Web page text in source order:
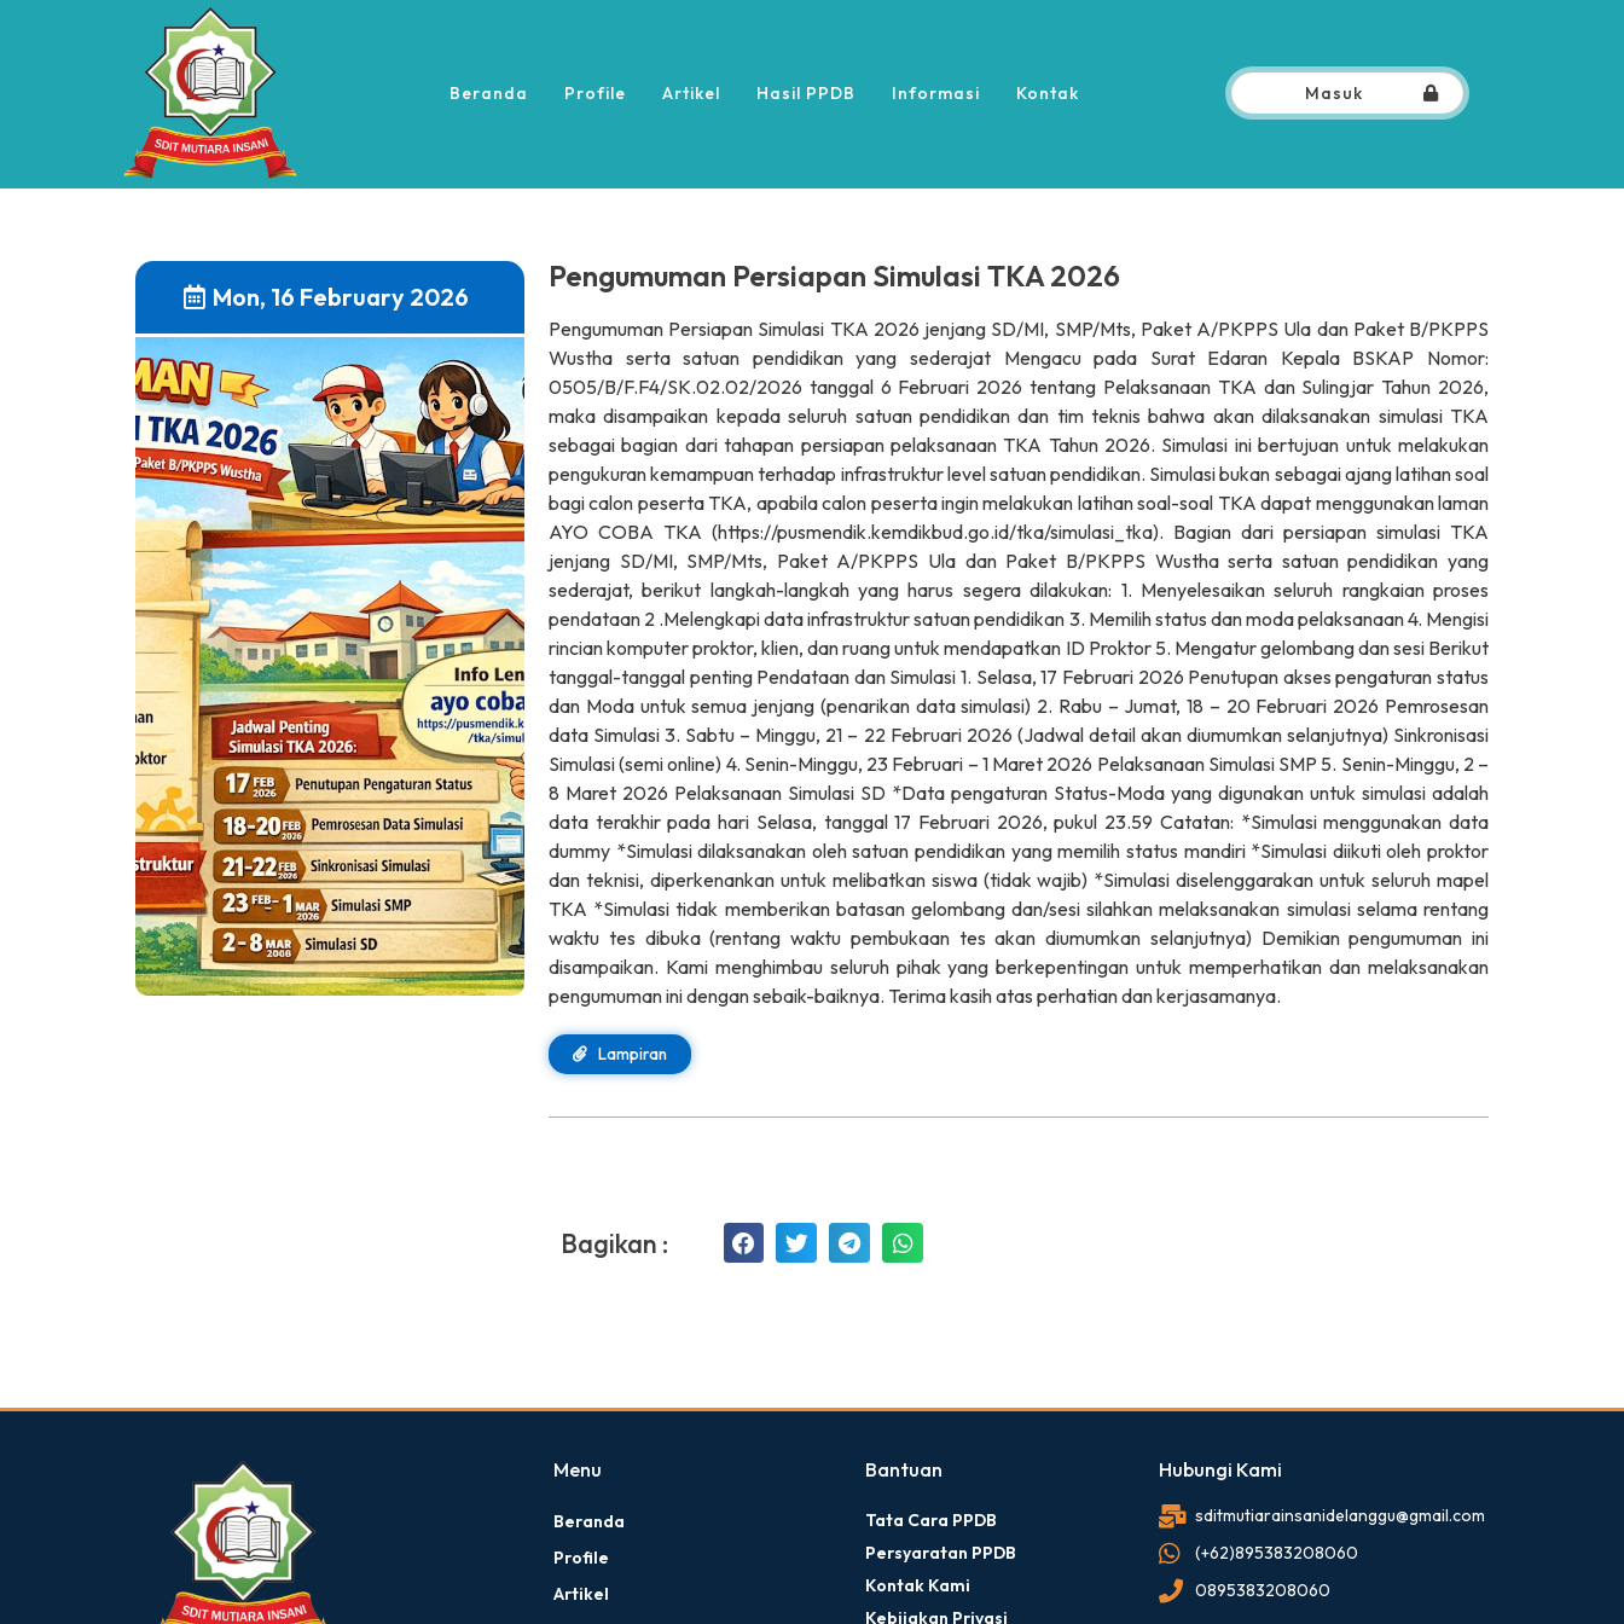
Beranda Profile Artikel Hasil PPDB Informasi Kontak Masuk
Mon, 16 February 2026
Pengumuman Persiapan Simulasi TKA 2026
Pengumuman Persiapan Simulasi TKA 2026 jenjang SD/MI, SMP/Mts, Paket A/PKPPS Ula dan Paket B/PKPPS
Wustha serta satuan pendidikan yang sederajat Mengacu pada Surat Edaran Kepala BSKAP Nomor:
0505/B/F.F4/SK.02.02/2026 tanggal 6 Februari 2026 tentang Pelaksanaan TKA dan Sulingjar Tahun 2026,
maka disampaikan kepada seluruh satuan pendidikan dan tim teknis bahwa akan dilaksanakan simulasi TKA
sebagai bagian dari tahapan persiapan pelaksanaan TKA Tahun 2026. Simulasi ini bertujuan untuk melakukan
pengukuran kemampuan terhadap infrastruktur level satuan pendidikan. Simulasi bukan sebagai ajang latihan soal
bagi calon peserta TKA, apabila calon peserta ingin melakukan latihan soal-soal TKA dapat menggunakan laman
AYO COBA TKA (https://pusmendik.kemdikbud.go.id/tka/simulasi_tka). Bagian dari persiapan simulasi TKA
jenjang SD/MI, SMP/Mts, Paket A/PKPPS Ula dan Paket B/PKPPS Wustha serta satuan pendidikan yang
sederajat, berikut langkah-langkah yang harus segera dilakukan: 1. Menyelesaikan seluruh rangkaian proses
pendataan 2 .Melengkapi data infrastruktur satuan pendidikan 3. Memilih status dan moda pelaksanaan 4. Mengisi
rincian komputer proktor, klien, dan ruang untuk mendapatkan ID Proktor 5. Mengatur gelombang dan sesi Berikut
tanggal-tanggal penting Pendataan dan Simulasi 1. Selasa, 17 Februari 2026 Penutupan akses pengaturan status
dan Moda untuk semua jenjang (penarikan data simulasi) 2. Rabu – Jumat, 18 – 20 Februari 2026 Pemrosesan
data Simulasi 3. Sabtu – Minggu, 21 – 22 Februari 2026 (Jadwal detail akan diumumkan selanjutnya) Sinkronisasi
Simulasi (semi online) 4. Senin-Minggu, 23 Februari – 1 Maret 2026 Pelaksanaan Simulasi SMP 5. Senin-Minggu, 2 –
8 Maret 2026 Pelaksanaan Simulasi SD *Data pengaturan Status-Moda yang digunakan untuk simulasi adalah
data terakhir pada hari Selasa, tanggal 17 Februari 2026, pukul 23.59 Catatan: *Simulasi menggunakan data
dummy *Simulasi dilaksanakan oleh satuan pendidikan yang memilih status mandiri *Simulasi diikuti oleh proktor
dan teknisi, diperkenankan untuk melibatkan siswa (tidak wajib) *Simulasi diselenggarakan untuk seluruh mapel
TKA *Simulasi tidak memberikan batasan gelombang dan/sesi silahkan melaksanakan simulasi selama rentang
waktu tes dibuka (rentang waktu pembukaan tes akan diumumkan selanjutnya) Demikian pengumuman ini
disampaikan. Kami menghimbau seluruh pihak yang berkepentingan untuk memperhatikan dan melaksanakan
pengumuman ini dengan sebaik-baiknya. Terima kasih atas perhatian dan kerjasamanya.
Lampiran
Bagikan :
Menu
Beranda
Profile
Artikel
Bantuan
Tata Cara PPDB
Persyaratan PPDB
Kontak Kami
Kebijakan Privasi
Hubungi Kami
sditmutiarainsanidelanggu@gmail.com
(+62)895383208060
0895383208060